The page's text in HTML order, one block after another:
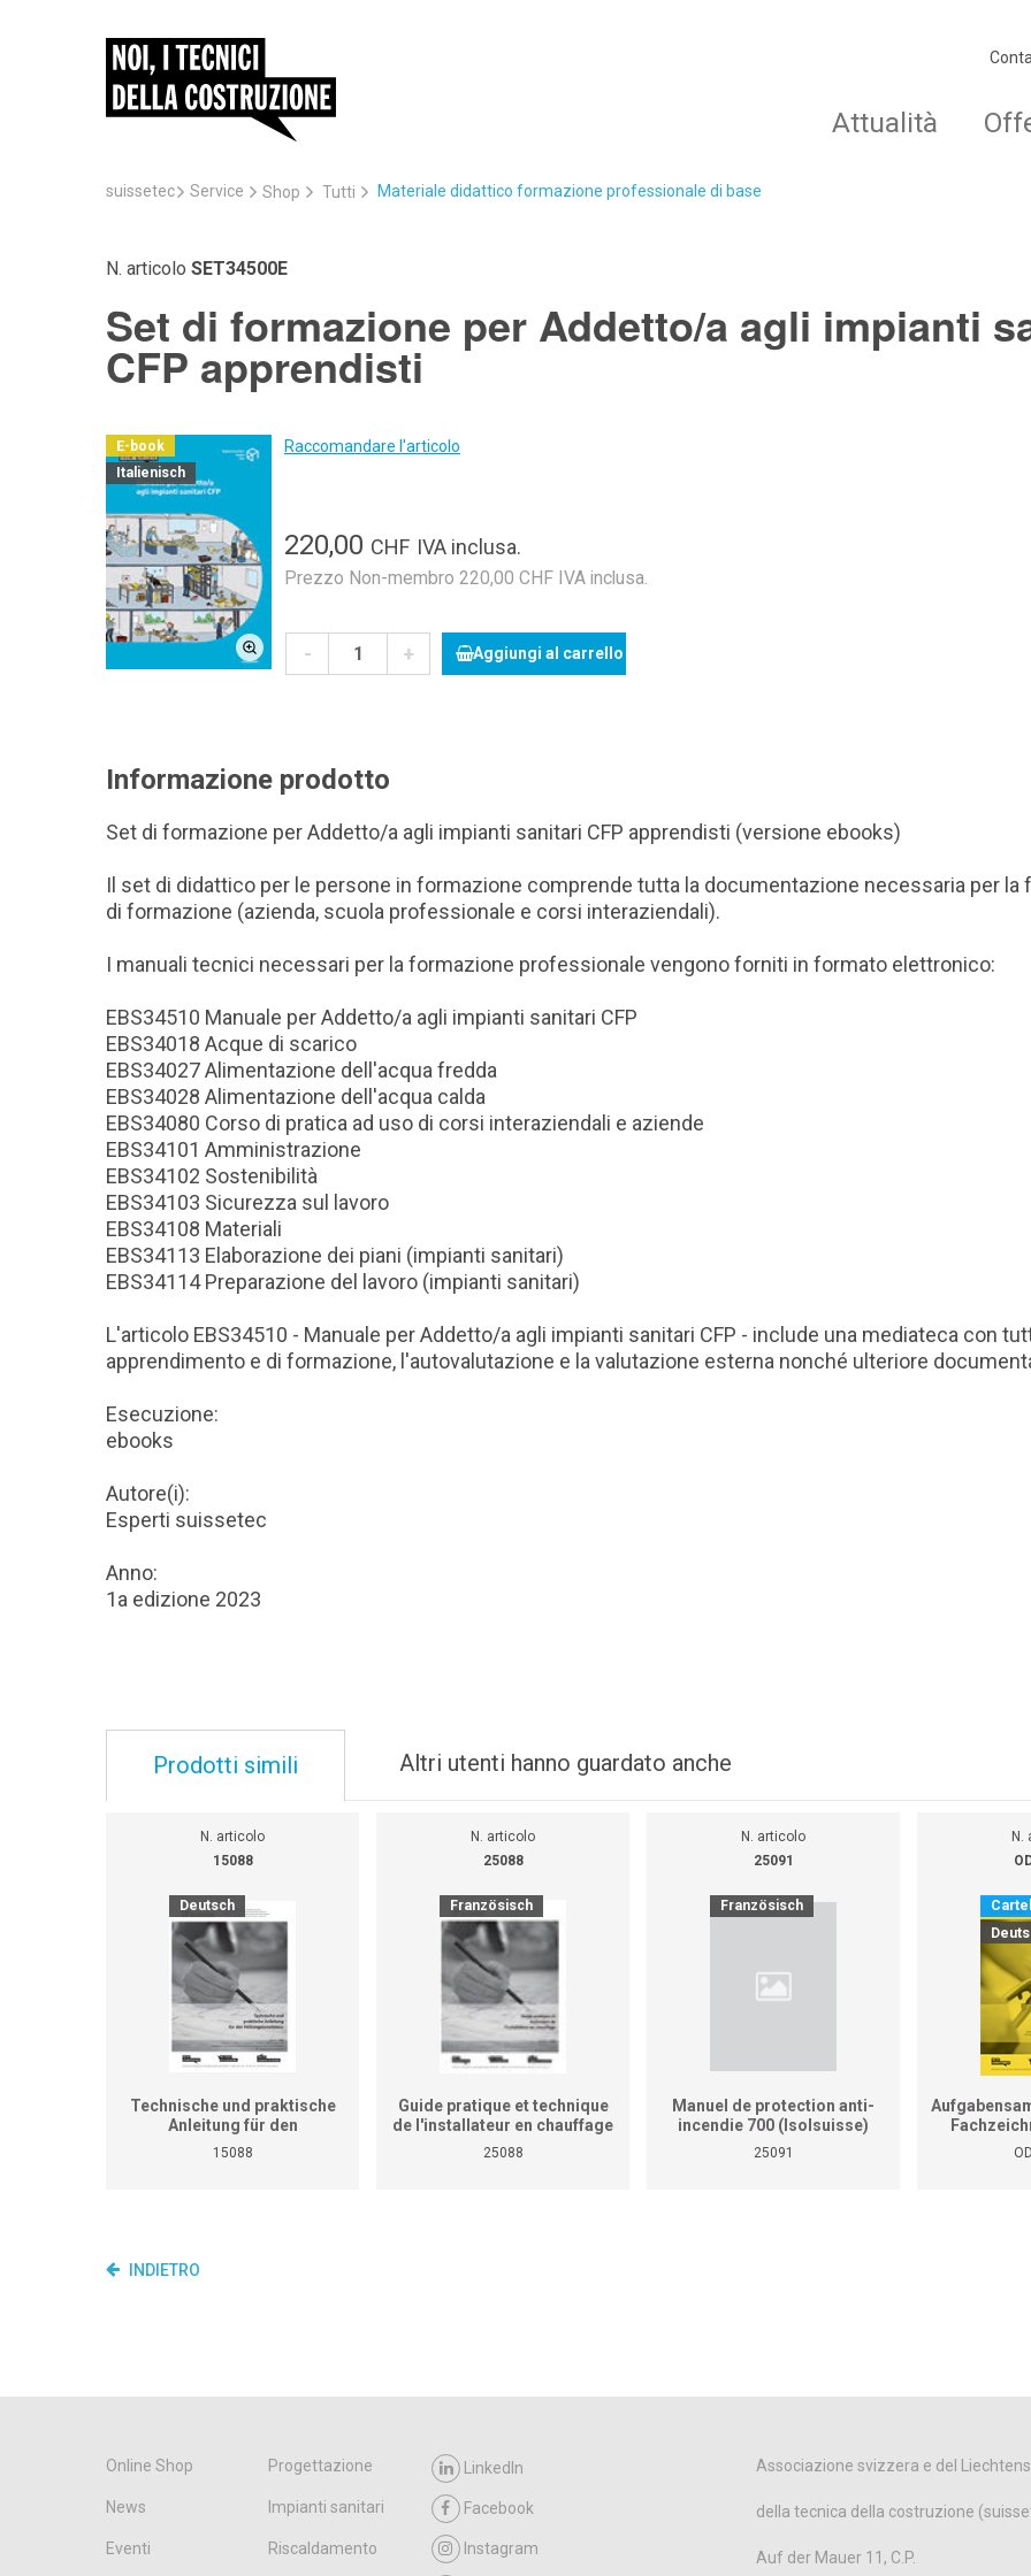
Attualità
suissetec Service Shop Tutti Materiale didattico formazione professionale di base
N. articolo SET34500E
Set di formazione per Addetto/a agli impianti
CFP apprendisti
E-book
Italienisch
Raccomandare l'articolo
220,00 CHF IVA inclusa.
Prezzo Non-membro 220,00 CHF IVA inclusa.
- + Aggiungi al carrello
Informazione prodotto
Set di formazione per Addetto/a agli impianti sanitari CFP apprendisti (versione ebooks)
Il set di didattico per le persone in formazione comprende tutta la documentazione necessaria per
di formazione (azienda, scuola professionale e corsi interaziendali).
I manuali tecnici necessari per la formazione professionale vengono forniti in formato elettronico:
EBS34510 Manuale per Addetto/a agli impianti sanitari CFP
EBS34018 Acque di scarico
EBS34027 Alimentazione dell'acqua fredda
EBS34028 Alimentazione dell'acqua calda
EBS34080 Corso di pratica ad uso di corsi interaziendali e aziende
EBS34101 Amministrazione
EBS34102 Sostenibilità
EBS34103 Sicurezza sul lavoro
EBS34108 Materiali
EBS34113 Elaborazione dei piani (impianti sanitari)
EBS34114 Preparazione del lavoro (impianti sanitari)
L'articolo EBS34510 - Manuale per Addetto/a agli impianti sanitari CFP - include una mediateca con
apprendimento e di formazione, l'autovalutazione e la valutazione esterna nonché ulteriore
Esecuzione:
ebooks
Autore(i):
Esperti suissetec
Anno:
1a edizione 2023
Prodotti simili Altri utenti hanno guardato anche
N. articolo
15088
Deutsch
Technische und praktische
Anleitung für den
Heizungsinstallateur (ersetzt
nicht den praktischen
15088
N. articolo
25088
Französisch
Guide pratique et technique
de l'installateur en chauffage
(Ne remplace pas le manuel
de travaux pratiques pour
25088
N. articolo
25091
Französisch
Manuel de protection anti-
incendie 700 (Isolsuisse)
25091
N.
INDIETRO
Online Shop Progettazione
News Impianti sanitari
Eventi Riscaldamento
LinkedIn
Facebook
Instagram
Associazione svizzera e del
della tecnica della costruzione
Auf der Mauer 11, C.P.